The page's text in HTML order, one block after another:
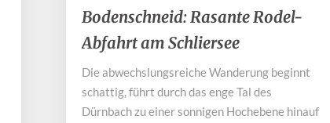
Bodenschneid:
Rasante
Rodel-
am
Schliersee
Bodenschneid: Rasante Rodel-
Abfahrt am Schliersee
Die abwechslungsreiche Wanderung beginnt
schattig, führt durch das enge Tal des
Dürnbach zu einer sonnigen Hochebene hinauf